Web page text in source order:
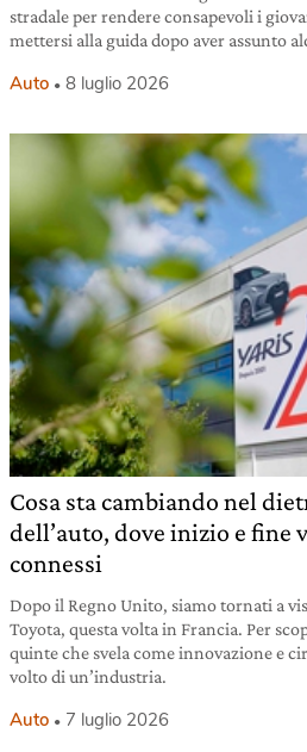
stradale per rendere consapevoli i
mettersi alla guida dopo aver assunto
Auto 8 luglio 2026
Cosa sta cambiando nel
dell’auto, dove inizio e fine
connessi
Dopo il Regno Unito, siamo tornati a
Toyota, questa volta in Francia. Per
quinte che svela come innovazione e
volto di un’industria.
Auto 7 luglio 2026